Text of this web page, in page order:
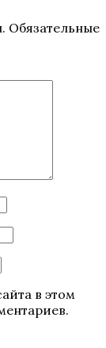
Обязательные
в этом